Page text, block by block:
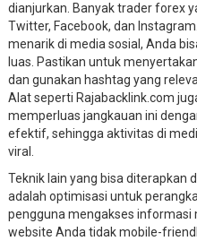
dianjurkan. Banyak trader forex
Twitter, Facebook, dan
menarik di media sosial, Anda
luas. Pastikan untuk
dan gunakan hashtag yang
Alat seperti Rajabacklink.com
memperluas jangkauan ini
efektif, sehingga aktivitas di
viral.
Teknik lain yang bisa diterapkan
adalah optimisasi untuk
pengguna mengakses informasi
website Anda tidak mobile-